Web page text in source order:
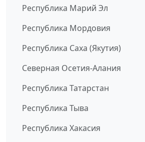
Республика Марий Эл
Республика Мордовия
Республика Саха (Якутия)
Северная Осетия-Алания
Республика Татарстан
Республика Тыва
Республика Хакасия